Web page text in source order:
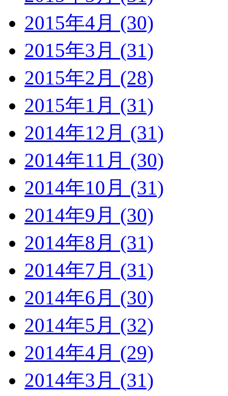
2015年4月 (30)
2015年3月 (31)
2015年2月 (28)
2015年1月 (31)
2014年12月 (31)
2014年11月 (30)
2014年10月 (31)
2014年9月 (30)
2014年8月 (31)
2014年7月 (31)
2014年6月 (30)
2014年5月 (32)
2014年4月 (29)
2014年3月 (31)